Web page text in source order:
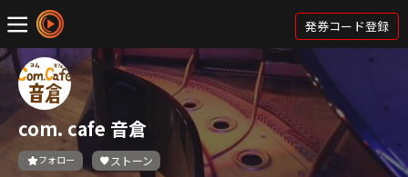
発券コード登録
com. cafe 音倉
フォロー ストーン